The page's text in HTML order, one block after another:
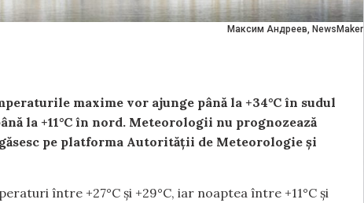
Максим Андреев, NewsMaker
maxime vor ajunge până la +34°C în sudul
la +11°C în nord. Meteorologii nu prognozează
pe platforma Autorității de Meteorologie și
între +27°C și +29°C, iar noaptea între +11°C și